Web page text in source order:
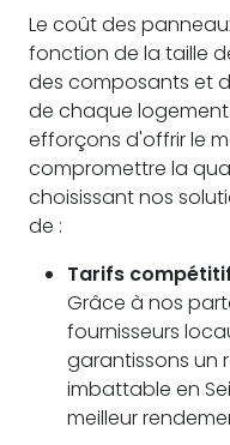
Le coût des
fonction de la taille
des composants et
de chaque
efforçons d'offrir le
compromettre la
choisissant nos
de :
Tarifs
Grâce à nos
fournisseurs
garantissons un
imbattable en
meilleur